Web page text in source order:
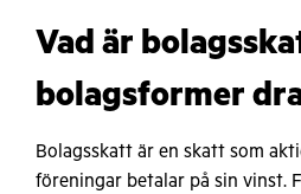
Vad är
bolagsformer
Bolagsskatt är en skatt som
föreningar betalar på sin vinst.